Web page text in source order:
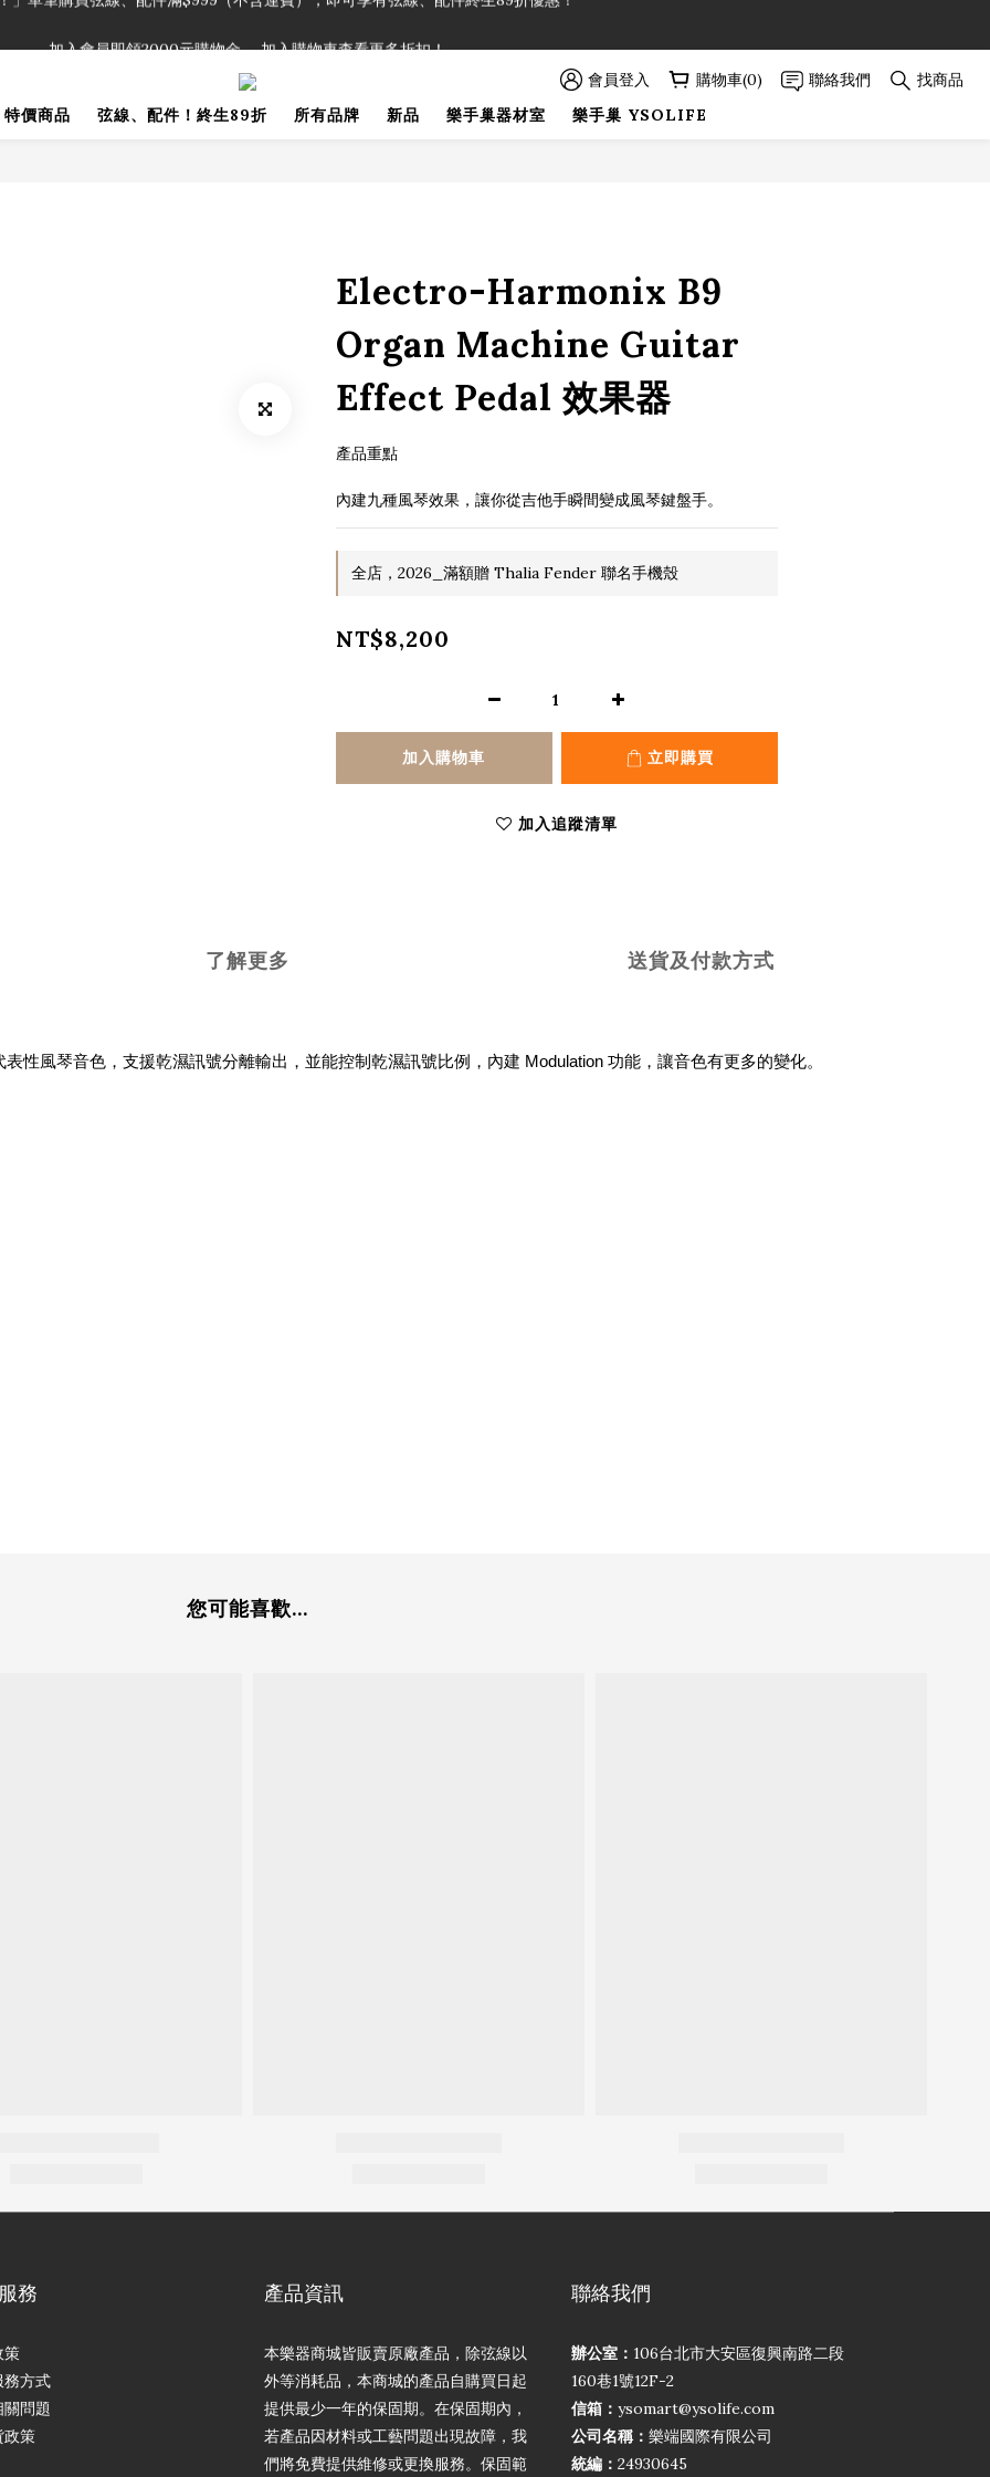
」單筆購買弦線、配件滿$999（不含運費），即可享有弦線、配件終生89折優惠！ 會員登入 購物車(0) 聯絡我們
找商品
特價商品
弦線、配件！終生89折 所有品牌 新品 樂手巢器材室 樂手巢 YSOLIFE
Electro-Harmonix B9
Organ Machine Guitar
Effect Pedal 效果器
產品重點
內建九種風琴效果，讓你從吉他手瞬間變成風琴鍵盤手。
全店，2026_滿額贈 Thalia Fender 聯名手機殼
NT$8,200
加入購物車 立即購買
加入追蹤清單
了解更多 送貨及付款方式
性風琴音色，支援乾濕訊號分離輸出，並能控制乾濕訊號比例，內建 Modulation 功能，讓音色有更多的變化。
您可能喜歡...
務
策
方式
問題
政策
產品資訊
本樂器商城皆販賣原廠產品，除弦線以
外等消耗品，本商城的產品自購買日起
提供最少一年的保固期。在保固期內，
若產品因材料或工藝問題出現故障，我
們將免費提供維修或更換服務。保固範
聯絡我們
辦公室： 106台北市大安區復興南路二段
160巷1號12F-2
信箱： ysomart@ysolife.com
公司名稱： 樂端國際有限公司
統編： 24930645